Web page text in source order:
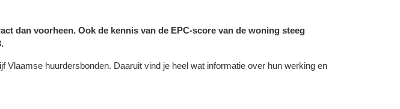
dan voorheen. Ook de kennis van de EPC-score van de woning steeg
huurdersbonden. Daaruit vind je heel wat informatie over hun werking en